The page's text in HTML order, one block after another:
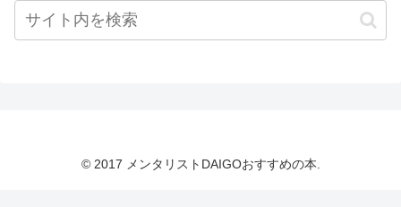
© 2017 メンタリストDAIGOおすすめの本.